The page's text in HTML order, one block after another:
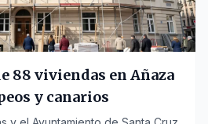
88 viviendas en Añaza
y canarios